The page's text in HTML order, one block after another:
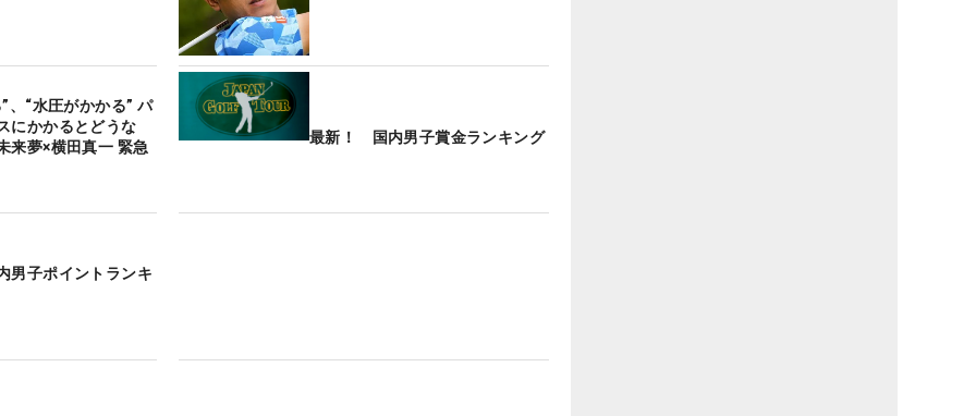
、“水圧がかかる” パ
にかかるとどうな
来夢×横田真一 緊急
最新！ 国内男子賞金ランキング
子ポイントランキ